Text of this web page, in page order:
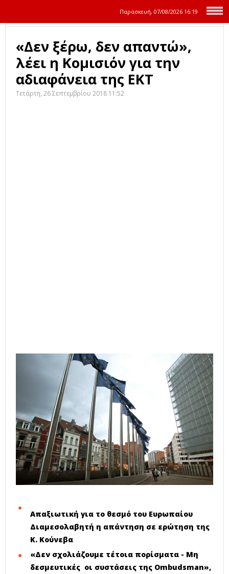
Παρασκευή, 07/08/2026 16:19
«Δεν ξέρω, δεν απαντώ»,
λέει η Κομισιόν για την
αδιαφάνεια της ΕΚΤ
Τετάρτη, 26 Σεπτεμβρίου 2018 11:52
Απαξιωτική για το θεσμό του Ευρωπαίου
Διαμεσολαβητή η απάντηση σε ερώτηση της
Κ. Κούνεβα
«Δεν σχολιάζουμε τέτοια πορίσματα - Μη
δεσμευτικές οι συστάσεις της Ombudsman»,